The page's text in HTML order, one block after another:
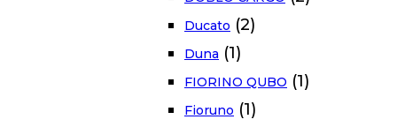
Ducato (2)
Duna (1)
FIORINO QUBO (1)
Fioruno (1)